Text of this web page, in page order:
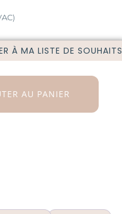
À MA LISTE DE SOUHAITS
AU PANIER